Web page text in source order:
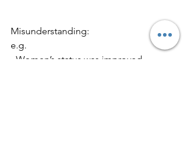
Misunderstanding:
e.g.
- Women’s status was improved